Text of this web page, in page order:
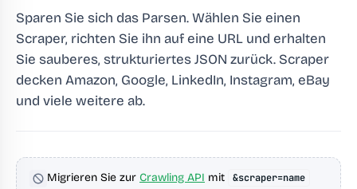
Sparen Sie sich das Parsen. Wählen Sie einen
Scraper, richten Sie ihn auf eine URL und erhalten
Sie sauberes, strukturiertes JSON zurück. Scraper
decken Amazon, Google, LinkedIn, Instagram, eBay
und viele weitere ab.
Migrieren Sie zur Crawling API mit &scraper=name